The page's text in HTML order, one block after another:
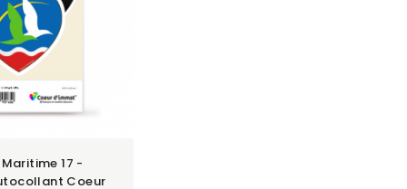
17 -
Coeur